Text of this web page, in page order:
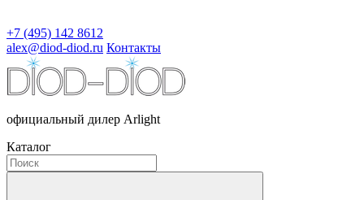
+7 (495) 142 8612
alex@diod-diod.ru Контакты
официальный дилер Arlight
Каталог